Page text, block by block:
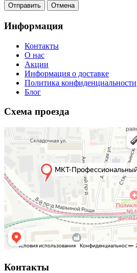
Отправить Отмена
Информация
Контакты
O нас
Акции
Информация о доставке
Политика конфиденциальности
Блог
Схема проезда
Контакты